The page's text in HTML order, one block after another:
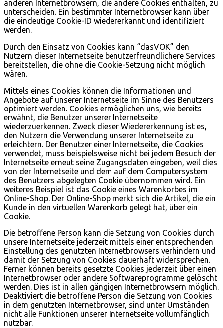
anderen Internetbrowsern, die andere Cookies enthalten, zu
unterscheiden. Ein bestimmter Internetbrowser kann über
die eindeutige Cookie-ID wiedererkannt und identifiziert
werden.
Durch den Einsatz von Cookies kann “dasVOK” den
Nutzern dieser Internetseite benutzerfreundlichere Services
bereitstellen, die ohne die Cookie-Setzung nicht möglich
wären.
Mittels eines Cookies können die Informationen und
Angebote auf unserer Internetseite im Sinne des Benutzers
optimiert werden. Cookies ermöglichen uns, wie bereits
erwähnt, die Benutzer unserer Internetseite
wiederzuerkennen. Zweck dieser Wiedererkennung ist es,
den Nutzern die Verwendung unserer Internetseite zu
erleichtern. Der Benutzer einer Internetseite, die Cookies
verwendet, muss beispielsweise nicht bei jedem Besuch der
Internetseite erneut seine Zugangsdaten eingeben, weil dies
von der Internetseite und dem auf dem Computersystem
des Benutzers abgelegten Cookie übernommen wird. Ein
weiteres Beispiel ist das Cookie eines Warenkorbes im
Online-Shop. Der Online-Shop merkt sich die Artikel, die ein
Kunde in den virtuellen Warenkorb gelegt hat, über ein
Cookie.
Die betroffene Person kann die Setzung von Cookies durch
unsere Internetseite jederzeit mittels einer entsprechenden
Einstellung des genutzten Internetbrowsers verhindern und
damit der Setzung von Cookies dauerhaft widersprechen.
Ferner können bereits gesetzte Cookies jederzeit über einen
Internetbrowser oder andere Softwareprogramme gelöscht
werden. Dies ist in allen gängigen Internetbrowsern möglich.
Deaktiviert die betroffene Person die Setzung von Cookies
in dem genutzten Internetbrowser, sind unter Umständen
nicht alle Funktionen unserer Internetseite vollumfänglich
nutzbar.